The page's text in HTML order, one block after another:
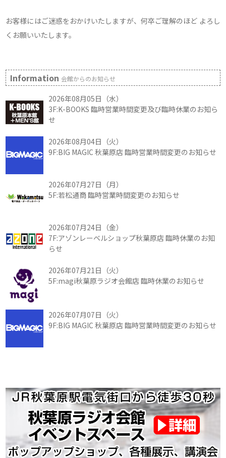
お客様にはご迷惑をおかけいたしますが、何卒ご理解のほど よろし
くお願いいたします。
Information会館からのお知らせ
2026年08月05日（水）
3F:K-BOOKS 臨時営業時間変更及び臨時休業のお知ら
せ
2026年08月04日（火）
9F:BIG MAGIC 秋葉原店 臨時営業時間変更のお知らせ
2026年07月27日（月）
5F:若松通商 臨時営業時間変更のお知らせ
2026年07月24日（金）
7F:アゾンレーベルショップ秋葉原店 臨時休業のお知
らせ
2026年07月21日（火）
5F:magi秋葉原ラジオ会館店 臨時休業のお知らせ
2026年07月07日（火）
9F:BIG MAGIC 秋葉原店 臨時営業時間変更のお知らせ